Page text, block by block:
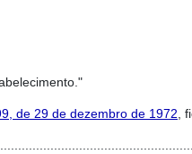
de 29 de dezembro de 1972 ,